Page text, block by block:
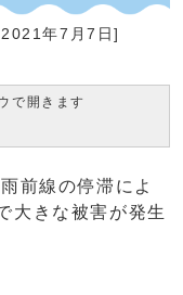
2021年7月7日]
で開きます
前線の停滞によ
大きな被害が発生